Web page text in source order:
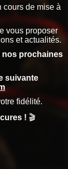
de mise à
vous proposer
et actualités.
nos prochaines
suivante
fidélité.
! 🎬